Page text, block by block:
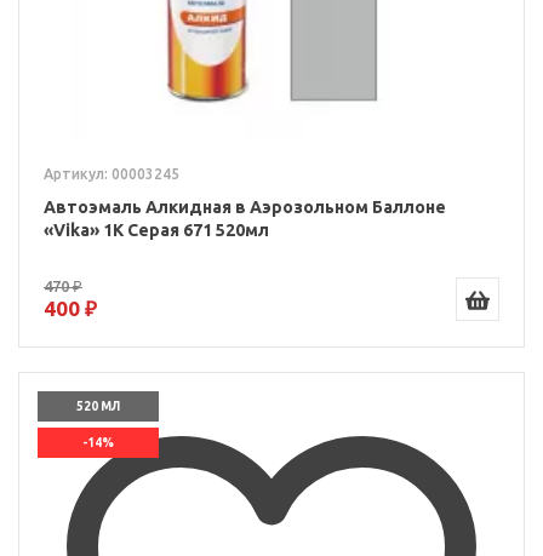
Артикул: 00003245
Автоэмаль Алкидная в Аэрозольном Баллоне
«Vika» 1K Серая 671 520мл
470 ₽
400 ₽
520 МЛ
-14%